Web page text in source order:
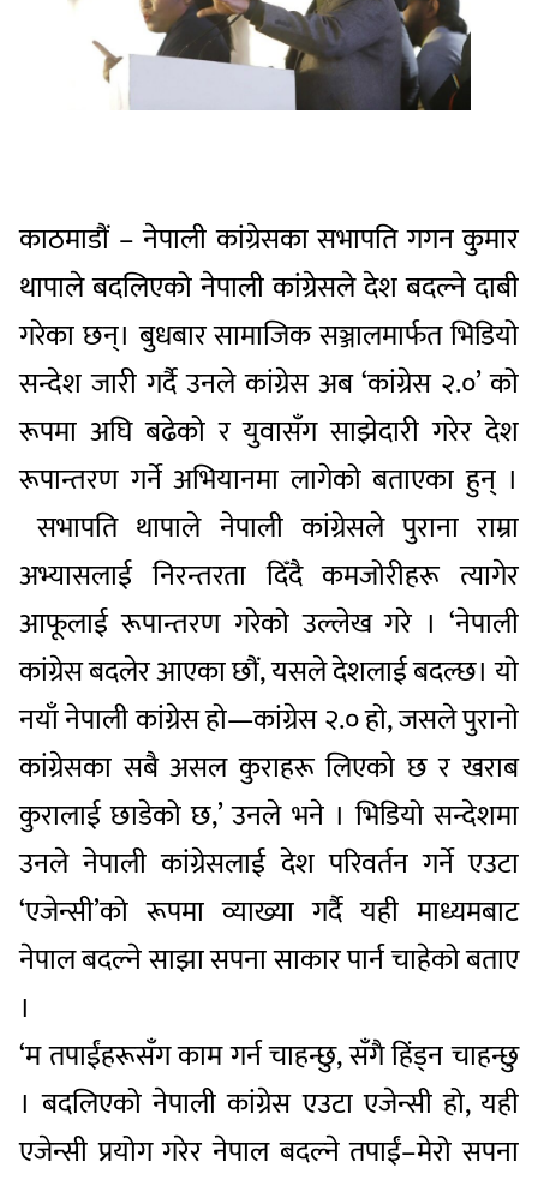
काठमाडौं – नेपाली कांग्रेसका सभापति गगन कुमार
थापाले बदलिएको नेपाली कांग्रेसले देश बदल्ने दाबी
गरेका छन्। बुधबार सामाजिक सञ्जालमार्फत भिडियो
सन्देश जारी गर्दै उनले कांग्रेस अब ‘कांग्रेस २.०’ को
रूपमा अघि बढेको र युवासँग साझेदारी गरेर देश
रूपान्तरण गर्ने अभियानमा लागेको बताएका हुन् ।
सभापति थापाले नेपाली कांग्रेसले पुराना राम्रा
अभ्यासलाई निरन्तरता दिँदै कमजोरीहरू त्यागेर
आफूलाई रूपान्तरण गरेको उल्लेख गरे । ‘नेपाली
कांग्रेस बदलेर आएका छौं, यसले देशलाई बदल्छ। यो
नयाँ नेपाली कांग्रेस हो—कांग्रेस २.० हो, जसले पुरानो
कांग्रेसका सबै असल कुराहरू लिएको छ र खराब
कुरालाई छाडेको छ,’ उनले भने । भिडियो सन्देशमा
उनले नेपाली कांग्रेसलाई देश परिवर्तन गर्ने एउटा
‘एजेन्सी’को रूपमा व्याख्या गर्दै यही माध्यमबाट
नेपाल बदल्ने साझा सपना साकार पार्न चाहेको बताए
।
‘म तपाईंहरूसँग काम गर्न चाहन्छु, सँगै हिंड्न चाहन्छु
। बदलिएको नेपाली कांग्रेस एउटा एजेन्सी हो, यही
एजेन्सी प्रयोग गरेर नेपाल बदल्ने तपाईं–मेरो सपना